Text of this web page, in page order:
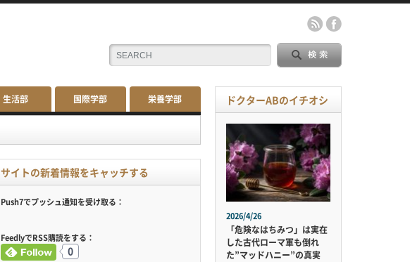
生活部 国際学部 栄養学部
サイトの新着情報をキャッチする
Push7でプッシュ通知を受け取る：
FeedlyでRSS購読をする：
0
ドクターABのイチオシ
2026/4/26
「危険なはちみつ」は実在
した古代ローマ軍も倒れ
た”マッドハニー”の真実